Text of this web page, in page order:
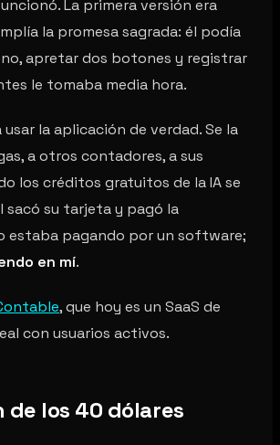
La primera versión era
la promesa sagrada: él podía
apretar dos botones y registrar
le tomaba media hora.
la aplicación de verdad. Se la
a otros contadores, a sus
los créditos gratuitos de la IA se
sacó su tarjeta y pagó la
estaba pagando por un software;
en mí.
, que hoy es un SaaS de
con usuarios activos.
de los 40 dólares